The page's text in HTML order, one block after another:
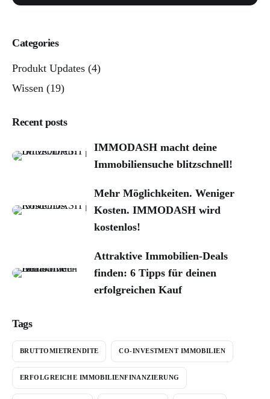
Categories
Produkt Updates (4)
Wissen (19)
Recent posts
IMMODASH macht deine
Immobiliensuche blitzschnell!
Mehr Möglichkeiten. Weniger
Kosten. IMMODASH wird
kostenlos!
Attraktive Immobilien-Deals
finden: 6 Tipps für deinen
erfolgreichen Kauf
Tags
BRUTTOMIETRENDITE CO-INVESTMENT IMMOBILIEN
ERFOLGREICHE IMMOBILIENFINANZIERUNG